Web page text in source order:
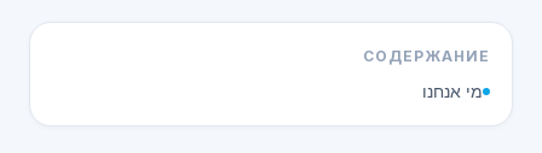
СОДЕРЖАНИЕ
מי אנחנו